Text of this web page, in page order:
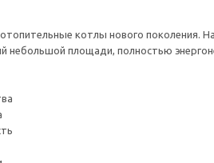
котлы нового поколения.
небольшой площади, полностью